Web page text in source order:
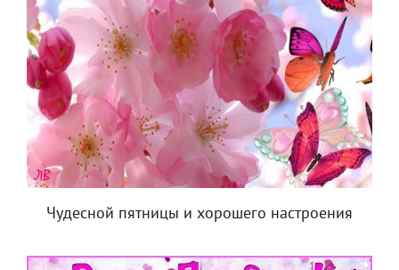
Чудесной пятницы и хорошего настроения